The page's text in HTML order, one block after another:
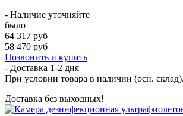
- Наличие уточняйте
было
64 317 руб
58 470 руб
Позвонить и купить
- Доставка 1-2 дня
При условии товара в наличии (осн. склад).
Доставка без выходных!